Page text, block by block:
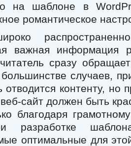
на шаблоне в
романтическое
важная информация
сразу
случаев,
отводится контенту, но
сайт должен быть
благодаря
разработке
оптимальные для